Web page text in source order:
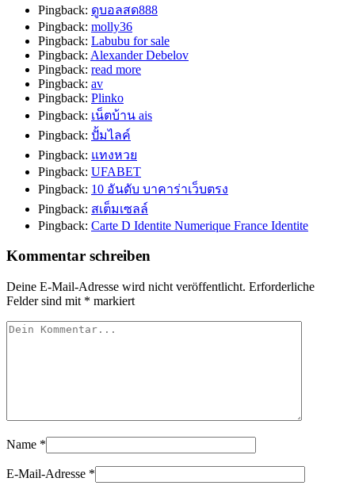
Pingback: ดูบอลสด888
Pingback: molly36
Pingback: Labubu for sale
Pingback: Alexander Debelov
Pingback: read more
Pingback: av
Pingback: Plinko
Pingback: เน็ตบ้าน ais
Pingback: ปั้มไลค์
Pingback: แทงหวย
Pingback: UFABET
Pingback: 10 อันดับ บาคาร่าเว็บตรง
Pingback: สเต็มเซลล์
Pingback: Carte D Identite Numerique France Identite
Kommentar schreiben
Deine E-Mail-Adresse wird nicht veröffentlicht. Erforderliche
Felder sind mit * markiert
Name *
E-Mail-Adresse *